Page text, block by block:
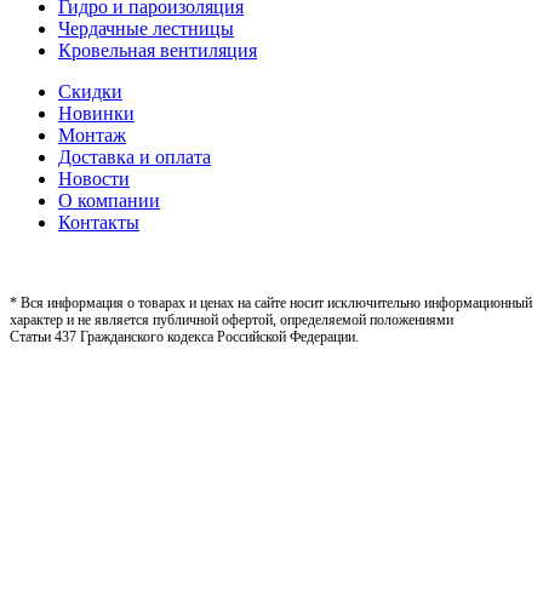
Гидро и пароизоляция
Чердачные лестницы
Кровельная вентиляция
Скидки
Новинки
Монтаж
Доставка и оплата
Новости
О компании
Контакты
* Вся информация о товарах и ценах на сайте носит исключительно информационный
характер и не является публичной офертой, определяемой положениями
Статьи 437 Гражданского кодекса Российской Федерации.